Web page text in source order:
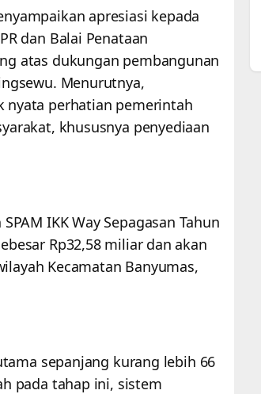
apresiasi kepada
dan Balai Penataan
atas dukungan pembangunan
Menurutnya,
nyata perhatian pemerintah
khususnya penyediaan
IKK Way Sepagasan Tahun
Rp32,58 miliar dan akan
Kecamatan Banyumas,
sepanjang kurang lebih 66
pada tahap ini, sistem